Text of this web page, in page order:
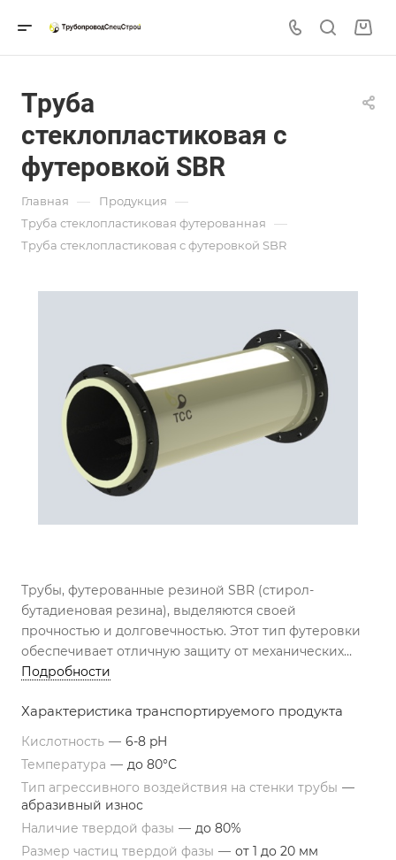
Труба
стеклопластиковая с
футеровкой SBR
Главная — Продукция —
Труба стеклопластиковая футерованная —
Труба стеклопластиковая с футеровкой SBR
Трубы, футерованные резиной SBR (стирол-
бутадиеновая резина), выделяются своей
прочностью и долговечностью. Этот тип футеровки
обеспечивает отличную защиту от механических
повреждений, что делает трубы подходящими для
Подробности
Характеристика транспортируемого продукта
Кислотность — 6-8 pH
Температура — до 80°С
Тип агрессивного воздействия на стенки трубы —
абразивный износ
Наличие твердой фазы — до 80%
Размер частиц твердой фазы — от 1 до 20 мм